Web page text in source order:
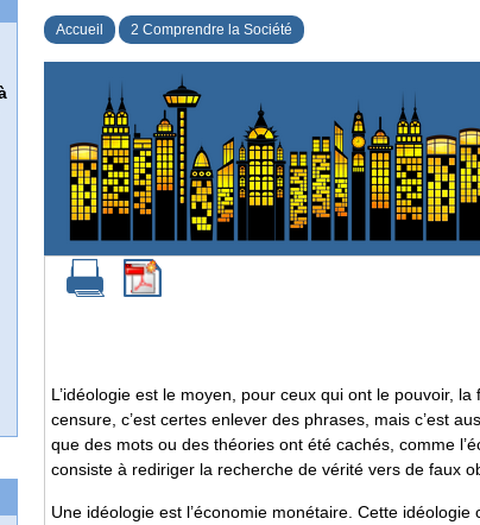
Accueil 2 Comprendre la Société
L’idéologie est le moyen, pour ceux qui ont le pouvoir,
censure, c’est certes enlever des phrases, mais c’est
que des mots ou des théories ont été cachés, comme
consiste à rediriger la recherche de vérité vers de faux
Une idéologie est l’économie monétaire. Cette